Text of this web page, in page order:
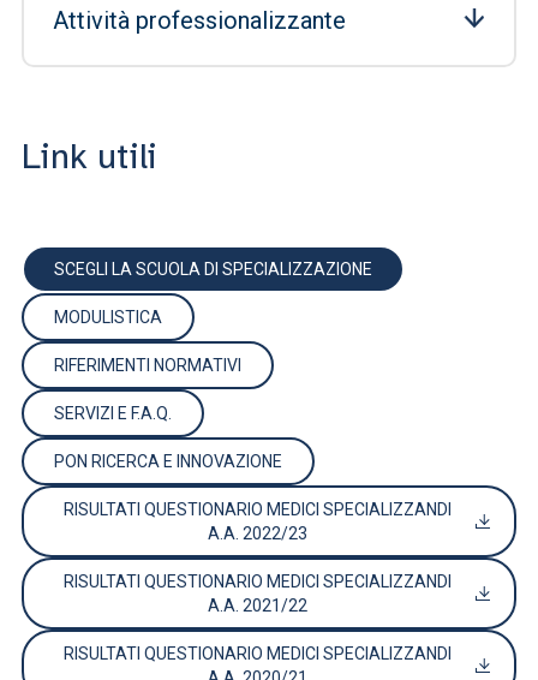
Attività professionalizzante
Link utili
SCEGLI LA SCUOLA DI SPECIALIZZAZIONE
MODULISTICA
RIFERIMENTI NORMATIVI
SERVIZI E F.A.Q.
PON RICERCA E INNOVAZIONE
RISULTATI QUESTIONARIO MEDICI SPECIALIZZANDI
A.A. 2022/23
RISULTATI QUESTIONARIO MEDICI SPECIALIZZANDI
A.A. 2021/22
RISULTATI QUESTIONARIO MEDICI SPECIALIZZANDI